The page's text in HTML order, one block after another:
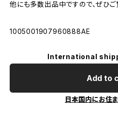
他にも多数出品中ですので、ぜひご
1005001907960888AE
International
Add to
日本国内にお住